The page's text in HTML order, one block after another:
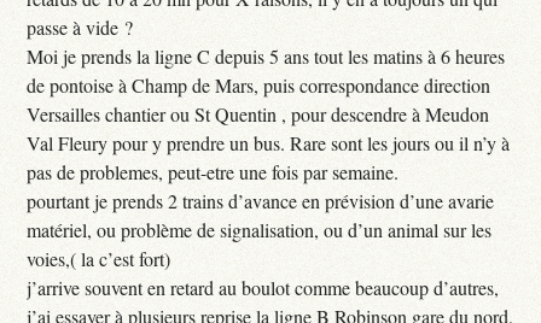
passe à vide ?
Moi je prends la ligne C depuis 5 ans tout les matins à 6 heures
de pontoise à Champ de Mars, puis correspondance direction
Versailles chantier ou St Quentin , pour descendre à Meudon
Val Fleury pour y prendre un bus. Rare sont les jours ou il n’y à
pas de problemes, peut-etre une fois par semaine.
pourtant je prends 2 trains d’avance en prévision d’une avarie
matériel, ou problème de signalisation, ou d’un animal sur les
voies,( la c’est fort)
j’arrive souvent en retard au boulot comme beaucoup d’autres,
j’ai essayer à plusieurs reprise la ligne B Robinson gare du nord,